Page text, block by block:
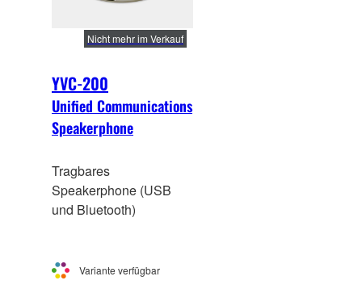
YVC-200
Unified Communications
Speakerphone
Nicht mehr im Verkauf
Tragbares
Speakerphone (USB
und Bluetooth)
Variante verfügbar